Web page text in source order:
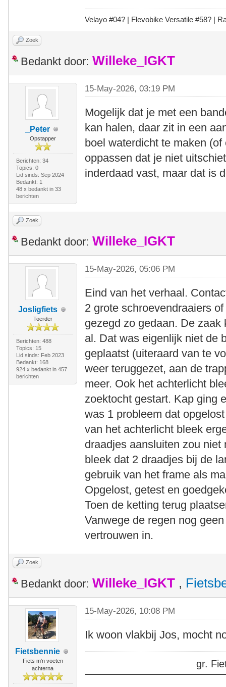
Velayo #04? | Flevobike Versatile #58? |
Zoek
Bedankt door: Willeke_IGKT
_Peter
Opstapper
Berichten: 34
Topics: 0
Lid sinds: Sep 2024
Bedankt: 1
48 x bedankt in 33
berichten
15-May-2026, 03:19 PM
Mogelijk dat je met een
kan halen, daar zit in een
boel waterdicht te maken
oppassen dat je niet
inderdaad vast, maar dat is
Zoek
Bedankt door: Willeke_IGKT
Josligfiets
Toerder
Berichten: 488
Topics: 15
Lid sinds: Feb 2023
Bedankt: 168
924 x bedankt in 457
berichten
15-May-2026, 05:06 PM
Eind van het verhaal.
2 grote schroevendraaiers
gezegd zo gedaan. De
al. Dat was eigenlijk niet de
geplaatst (uiteraard van te
weer teruggezet, aan de
meer. Ook het achterlicht
zoektocht gestart. Kap ging
was 1 probleem dat
van het achterlicht bleek
draadjes aansluiten zou
bleek dat 2 draadjes bij de
gebruik van het frame als
Opgelost, getest en
Toen de ketting terug
Vanwege de regen nog
vertrouwen in.
Zoek
Bedankt door: Willeke_IGKT ,
Fietsbennie
Fiets m'n voeten
achterna
15-May-2026, 10:08 PM
Ik woon vlakbij Jos, mocht
gr.